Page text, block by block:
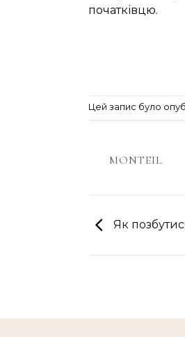
початківцю.
Цей запис було
MONTEIL
Як